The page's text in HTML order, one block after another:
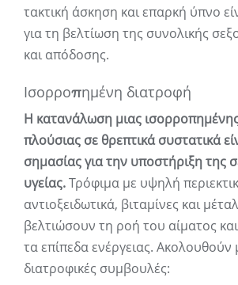
τακτική άσκηση και επαρκή ύπνο
για τη βελτίωση της συνολικής
και απόδοσης.
Ισορροπημένη διατροφή
Η κατανάλωση μιας
πλούσιας σε θρεπτικά συστατικά
σημασίας για την υποστήριξη της
υγείας.Τρόφιμα με υψηλή
αντιοξειδωτικά, βιταμίνες και
βελτιώσουν τη ροή του αίματος
τα επίπεδα ενέργειας. Ακολουθούν
διατροφικές συμβουλές: